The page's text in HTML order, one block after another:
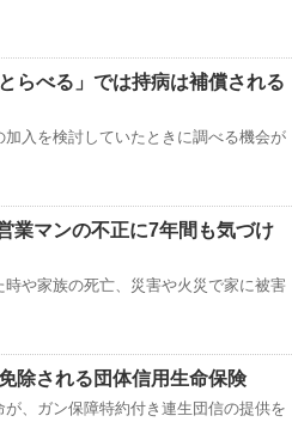
らべる」では持病は補償される
入を検討していたときに調べる機会が
業マンの不正に7年間も気づけ
や家族の死亡、災害や火災で家に被害
除される団体信用生命保険
、ガン保障特約付き連生団信の提供を